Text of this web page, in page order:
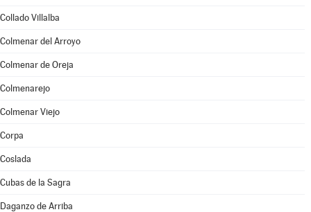
Collado Villalba
Colmenar del Arroyo
Colmenar de Oreja
Colmenarejo
Colmenar Viejo
Corpa
Coslada
Cubas de la Sagra
Daganzo de Arriba